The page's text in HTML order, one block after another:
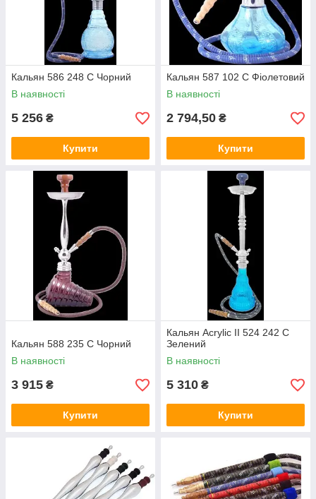
Кальян 586 248 C Чорний
В наявності
5 256 ₴
Купити
Кальян 587 102 C Фіолетовий
В наявності
2 794,50 ₴
Купити
Кальян 588 235 C Чорний
В наявності
3 915 ₴
Купити
Кальян Acrylic II 524 242 C
Зелений
В наявності
5 310 ₴
Купити